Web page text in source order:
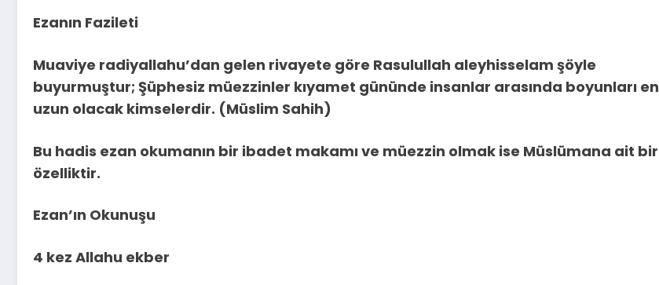
Ezanın Fazileti
Muaviye radiyallahu’dan gelen rivayete göre Rasulullah aleyhisselam şöyle
buyurmuştur; Şüphesiz müezzinler kıyamet gününde insanlar arasında boyunları en
uzun olacak kimselerdir. (Müslim Sahih)
Bu hadis ezan okumanın bir ibadet makamı ve müezzin olmak ise Müslümana ait bir
özelliktir.
Ezan’ın Okunuşu
4 kez Allahu ekber